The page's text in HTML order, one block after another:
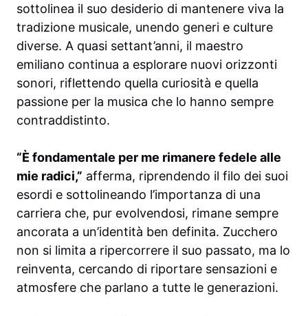
sottolinea il suo desiderio di mantenere viva la
tradizione musicale, unendo generi e culture
diverse. A quasi settant’anni, il maestro
emiliano continua a esplorare nuovi orizzonti
sonori, riflettendo quella curiosità e quella
passione per la musica che lo hanno sempre
contraddistinto.
“È fondamentale per me rimanere fedele alle
mie radici,” afferma, riprendendo il filo dei suoi
esordi e sottolineando l’importanza di una
carriera che, pur evolvendosi, rimane sempre
ancorata a un’identità ben definita. Zucchero
non si limita a ripercorrere il suo passato, ma lo
reinventa, cercando di riportare sensazioni e
atmosfere che parlano a tutte le generazioni.